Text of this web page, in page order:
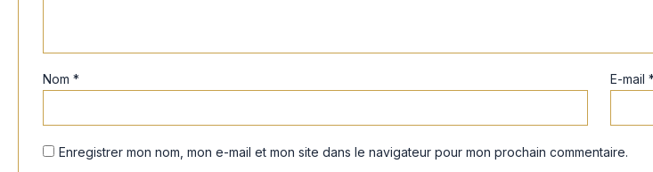
Nom * E-mail *
Enregistrer mon nom, mon e-mail et mon site dans le navigateur pour mon prochain commentaire.